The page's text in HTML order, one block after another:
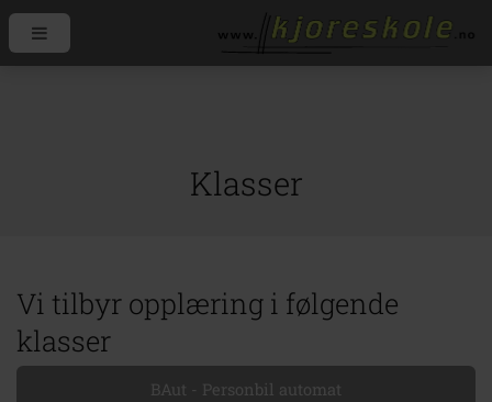
Klasser
Vi tilbyr opplæring i følgende
klasser
BAut - Personbil automat